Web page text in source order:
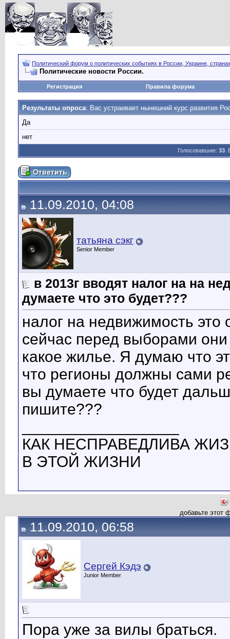
Политический форум о политических событиях в России, Украине,
Политические новости России.
Регистрация Правила форума
Результаты опроса: Вас устраивает нынешний курс развития
Да
нет
Голосовавшие: 33.
11.09.2010, 04:08
татьяна сэкг
Senior Member
в 2013г вводят налог на на
думаете что это будет???
налог на недвижимость
сейчас перед выборами они
какое жилье. Я думаю что
что регионы должны сами
вы думаете что будет
пишите???
КАК НЕСПРАВЕДЛИВА
В ЭТОЙ ЖИЗНИ
добавьте этот
11.09.2010, 06:58
Сергей Кэдэ
Junior Member
Пора уже за вилы браться.